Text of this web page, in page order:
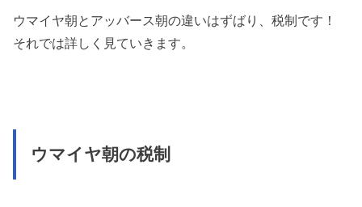
ウマイヤ朝とアッバース朝の違いはずばり、税制です！
それでは詳しく見ていきます。
ウマイヤ朝の税制